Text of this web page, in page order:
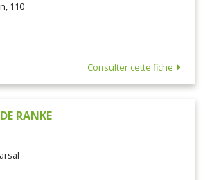
110
Consulter cette fiche
RANKE